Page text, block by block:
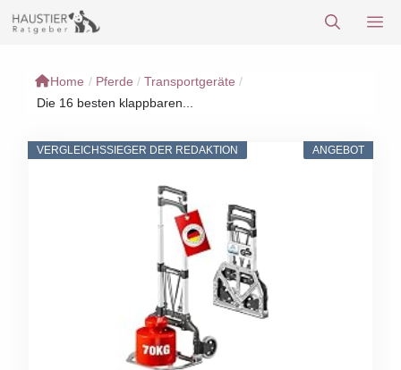
Inhalt
Home / Pferde / Transportgeräte /
Die 16 besten klappbaren...
ANGEBOT
VERGLEICHSSIEGER DER REDAKTION